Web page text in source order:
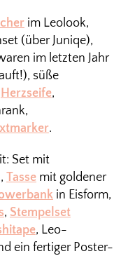
im Leolook,
(über Juniqe),
im letzten Jahr
süße
Herzseife,
.
Set mit
Tassemit goldener
in Eisform,
, Stempelset
, Leo-
ein fertiger Poster-